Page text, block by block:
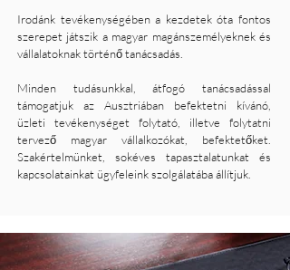
Irodánk tevékenységében a kezdetek óta fontos
szerepet játszik a magyar magánszemélyeknek és
vállalatoknak történő tanácsadás.
Minden tudásunkkal, átfogó tanácsadással
támogatjuk az Ausztriában befektetni kívánó,
üzleti tevékenységet folytató, illetve folytatni
tervező magyar vállalkozókat, befektetőket.
Szakértelmünket, sokéves tapasztalatunkat és
kapcsolatainkat ügyfeleink szolgálatába állítjuk.